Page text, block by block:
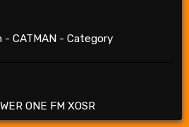
- CATMAN - Category
ONE FM XOSR